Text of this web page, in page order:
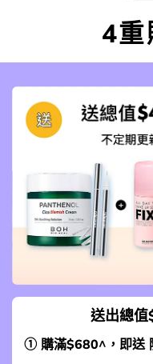
4重
送出總值
① 購滿$680^，即送